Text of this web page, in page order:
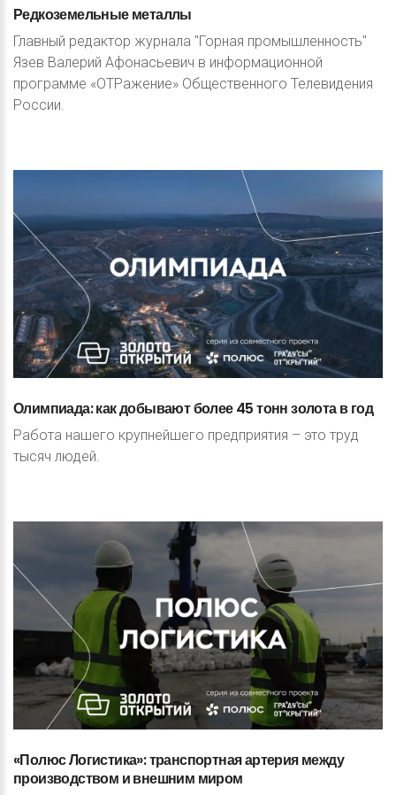
Редкоземельныеметаллы
Главный редактор журнала "Горная промышленность"
Язев Валерий Афонасьевич в информационной
программе «ОТРажение» Общественного Телевидения
России.
Олимпиада:какдобываютболее45тоннзолотавгод
Работа нашего крупнейшего предприятия – это труд
тысяч людей.
«ПолюсЛогистика»:транспортнаяартериямежду
производством ивнешним миром